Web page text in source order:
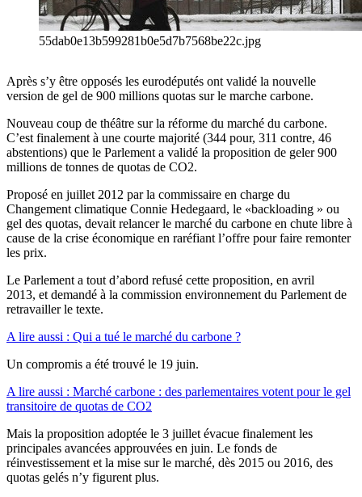
55dab0e13b599281b0e5d7b7568be22c.jpg
Après s’y être opposés les eurodéputés ont validé la nouvelle
version de gel de 900 millions quotas sur le marche carbone.
Nouveau coup de théâtre sur la réforme du marché du carbone.
C’est finalement à une courte majorité (344 pour, 311 contre, 46
abstentions) que le Parlement a validé la proposition de geler 900
millions de tonnes de quotas de CO2.
Proposé en juillet 2012 par la commissaire en charge du
Changement climatique Connie Hedegaard, le «backloading » ou
gel des quotas, devait relancer le marché du carbone en chute libre à
cause de la crise économique en raréfiant l’offre pour faire remonter
les prix.
Le Parlement a tout d’abord refusé cette proposition, en avril
2013, et demandé à la commission environnement du Parlement de
retravailler le texte.
A lire aussi : Qui a tué le marché du carbone ?
Un compromis a été trouvé le 19 juin.
A lire aussi : Marché carbone : des parlementaires votent pour le gel
transitoire de quotas de CO2
Mais la proposition adoptée le 3 juillet évacue finalement les
principales avancées approuvées en juin. Le fonds de
réinvestissement et la mise sur le marché, dès 2015 ou 2016, des
quotas gelés n’y figurent plus.